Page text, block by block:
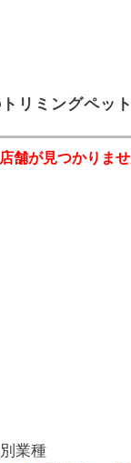
トリミングペッ
舗が見つかりませ
業種